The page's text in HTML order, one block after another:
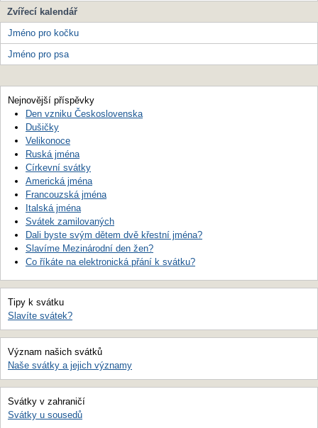
Zvířecí kalendář
Jméno pro kočku
Jméno pro psa
Nejnovější příspěvky
Den vzniku Československa
Dušičky
Velikonoce
Ruská jména
Církevní svátky
Americká jména
Francouzská jména
Italská jména
Svátek zamilovaných
Dali byste svým dětem dvě křestní jména?
Slavíme Mezinárodní den žen?
Co říkáte na elektronická přání k svátku?
Tipy k svátku
Slavíte svátek?
Význam našich svátků
Naše svátky a jejich významy
Svátky v zahraničí
Svátky u sousedů